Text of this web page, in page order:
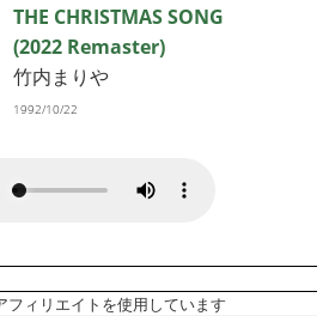
THE CHRISTMAS SONG
(2022 Remaster)
竹内まりや
1992/10/22
フィリエイトを使用しています